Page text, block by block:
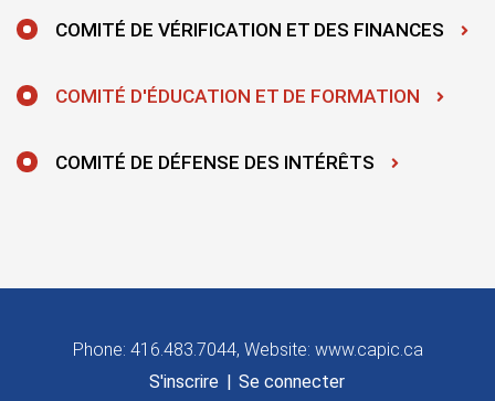
COMITÉ DE VÉRIFICATION ET DES FINANCES
COMITÉ D'ÉDUCATION ET DE FORMATION
COMITÉ DE DÉFENSE DES INTÉRÊTS
Phone: 416.483.7044, Website: www.capic.ca
S'inscrire | Se connecter